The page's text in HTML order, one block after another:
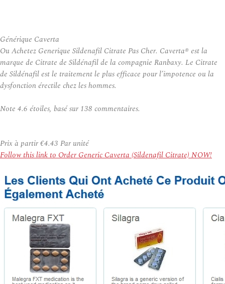
Générique Caverta
Ou Achetez Generique Sildenafil Citrate Pas Cher. Caverta® est la
marque de Citrate de Sildénafil de la compagnie Ranbaxy. Le Citrate
de Sildénafil est le traitement le plus efficace pour l’impotence ou la
dysfonction érectile chez les hommes.
Note 4.6 étoiles, basé sur 138 commentaires.
Prix à partir€4.43 Par unité
Follow this link to Order Generic Caverta (Sildenafil Citrate) NOW!